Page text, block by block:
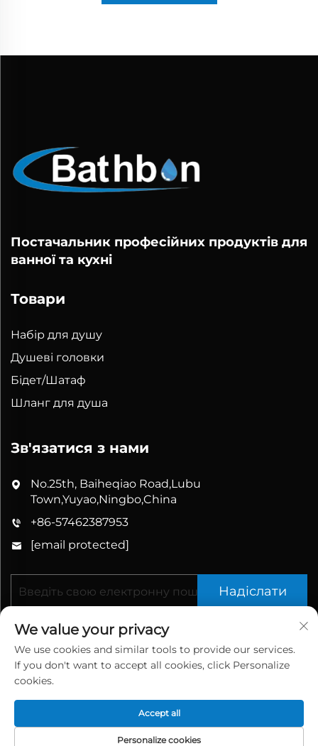
Постачальник професійних продуктів для
ванної та кухні
Товари
Набір для душу
Душеві головки
Бідет/Шатаф
Шланг для душа
Зв'язатися з нами
No.25th, Baiheqiao Road,Lubu
Town,Yuyao,Ningbo,China
+86-57462387953
[email protected]
Надіслати
Авторські права © 2026 China Yuyao Bathbon
Sanitary Ware Co., Ltd. Збережені всі права.
Політика конфіденційності
We value your privacy
We use cookies and similar tools to provide our services.
If you don't want to accept all cookies, click Personalize
cookies.
Personalize cookies
Accept all